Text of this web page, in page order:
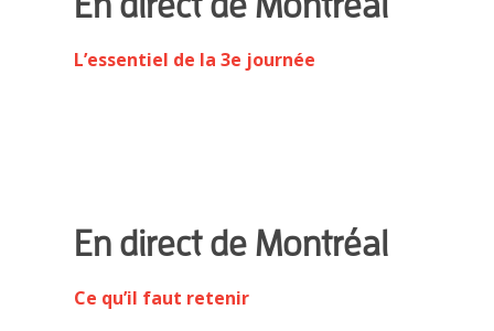
L’essentiel de la 3e journée
En direct de Montréal
Ce qu’il faut retenir